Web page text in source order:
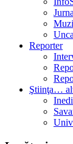
Reporter
Ştiinţa…